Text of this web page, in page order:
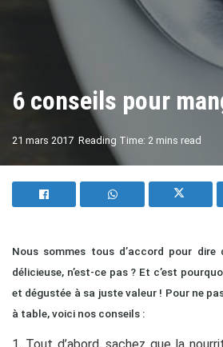
6 conseils pour
21 mars 2017 Reading Time: 2 mins read
Nous sommes tous d’accord pour
délicieuse, n’est-ce pas ? Et c’est
et dégustée à sa juste valeur ! Pour ne
à table, voici nos conseils :